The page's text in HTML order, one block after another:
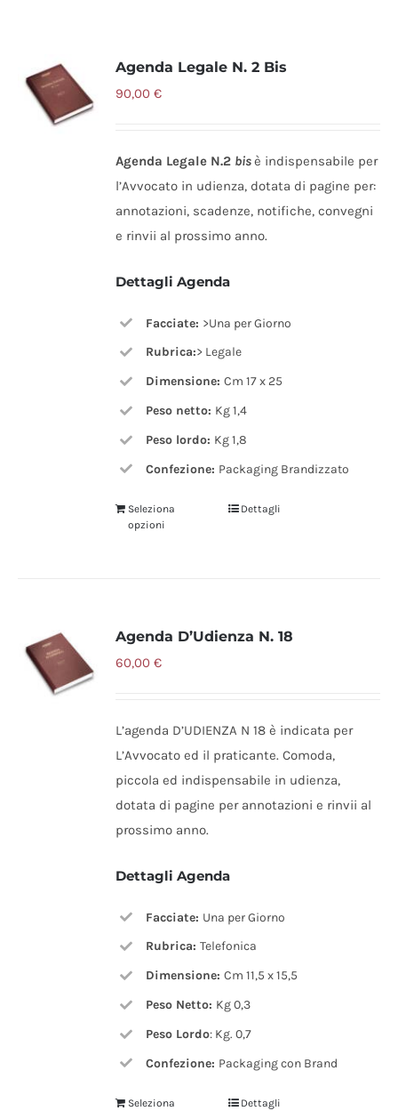
Agenda Legale N. 2 Bis
90,00€
Agenda Legale N.2 bisè indispensabile per
l’Avvocato in udienza, dotata di pagine per:
annotazioni, scadenze, notifiche, convegni
e rinvii al prossimo anno.
Dettagli Agenda
Facciate: >Una per Giorno
Rubrica:> Legale
Dimensione: Cm 17 x 25
Peso netto: Kg 1,4
Peso lordo: Kg 1,8
Confezione: Packaging Brandizzato
Seleziona
opzioni
Dettagli
Agenda D’Udienza N. 18
60,00€
L’agenda D’UDIENZA N 18 è indicata per
L’Avvocato ed il praticante. Comoda,
piccola ed indispensabile in udienza,
dotata di pagine per annotazioni e rinvii al
prossimo anno.
Dettagli Agenda
Facciate: Una per Giorno
Rubrica: Telefonica
Dimensione: Cm 11,5 x 15,5
Peso Netto: Kg 0,3
Peso Lordo: Kg. 0,7
Confezione: Packaging con Brand
Seleziona
Dettagli